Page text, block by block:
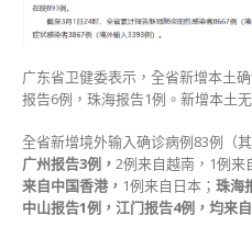
广东省卫健委表示，全省新增本土
报告6例，珠海报告1例。新增本土
全省新增境外输入确诊病例83例（
广州报告3例， 2例来自越南，1例来
来自中国香港， 1例来自日本； 珠海
中山报告1例，江门报告4例， 均来